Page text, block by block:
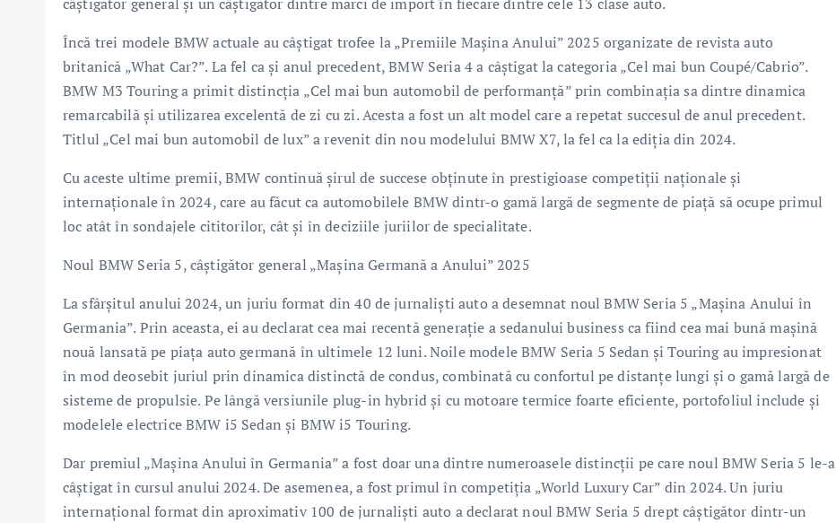
Încă trei modele BMW actuale au câştigat trofee la „Premiile Maşina Anului” 2025 organizate de revista auto
britanică „What Car?”. La fel ca şi anul precedent, BMW Seria 4 a câştigat la categoria „Cel mai bun Coupé/Cabrio”.
BMW M3 Touring a primit distincţia „Cel mai bun automobil de performanţă” prin combinaţia sa dintre dinamica
remarcabilă şi utilizarea excelentă de zi cu zi. Acesta a fost un alt model care a repetat succesul de anul precedent.
Titlul „Cel mai bun automobil de lux” a revenit din nou modelului BMW X7, la fel ca la ediţia din 2024.
Cu aceste ultime premii, BMW continuă şirul de succese obţinute în prestigioase competiţii naţionale şi
internaţionale în 2024, care au făcut ca automobilele BMW dintr-o gamă largă de segmente de piaţă să ocupe primul
loc atât în sondajele cititorilor, cât şi în deciziile juriilor de specialitate.
Noul BMW Seria 5, câştigător general „Maşina Germană a Anului” 2025
La sfârşitul anului 2024, un juriu format din 40 de jurnalişti auto a desemnat noul BMW Seria 5 „Maşina Anului în
Germania”. Prin aceasta, ei au declarat cea mai recentă generaţie a sedanului business ca fiind cea mai bună maşină
nouă lansată pe piaţa auto germană în ultimele 12 luni. Noile modele BMW Seria 5 Sedan şi Touring au impresionat
în mod deosebit juriul prin dinamica distinctă de condus, combinată cu confortul pe distanţe lungi şi o gamă largă de
sisteme de propulsie. Pe lângă versiunile plug-in hybrid şi cu motoare termice foarte eficiente, portofoliul include şi
modelele electrice BMW i5 Sedan şi BMW i5 Touring.
Dar premiul „Maşina Anului în Germania” a fost doar una dintre numeroasele distincţii pe care noul BMW Seria 5 le-a
câştigat în cursul anului 2024. De asemenea, a fost primul în competiţia „World Luxury Car” din 2024. Un juriu
internaţional format din aproximativ 100 de jurnalişti auto a declarat noul BMW Seria 5 drept câştigător dintr-un